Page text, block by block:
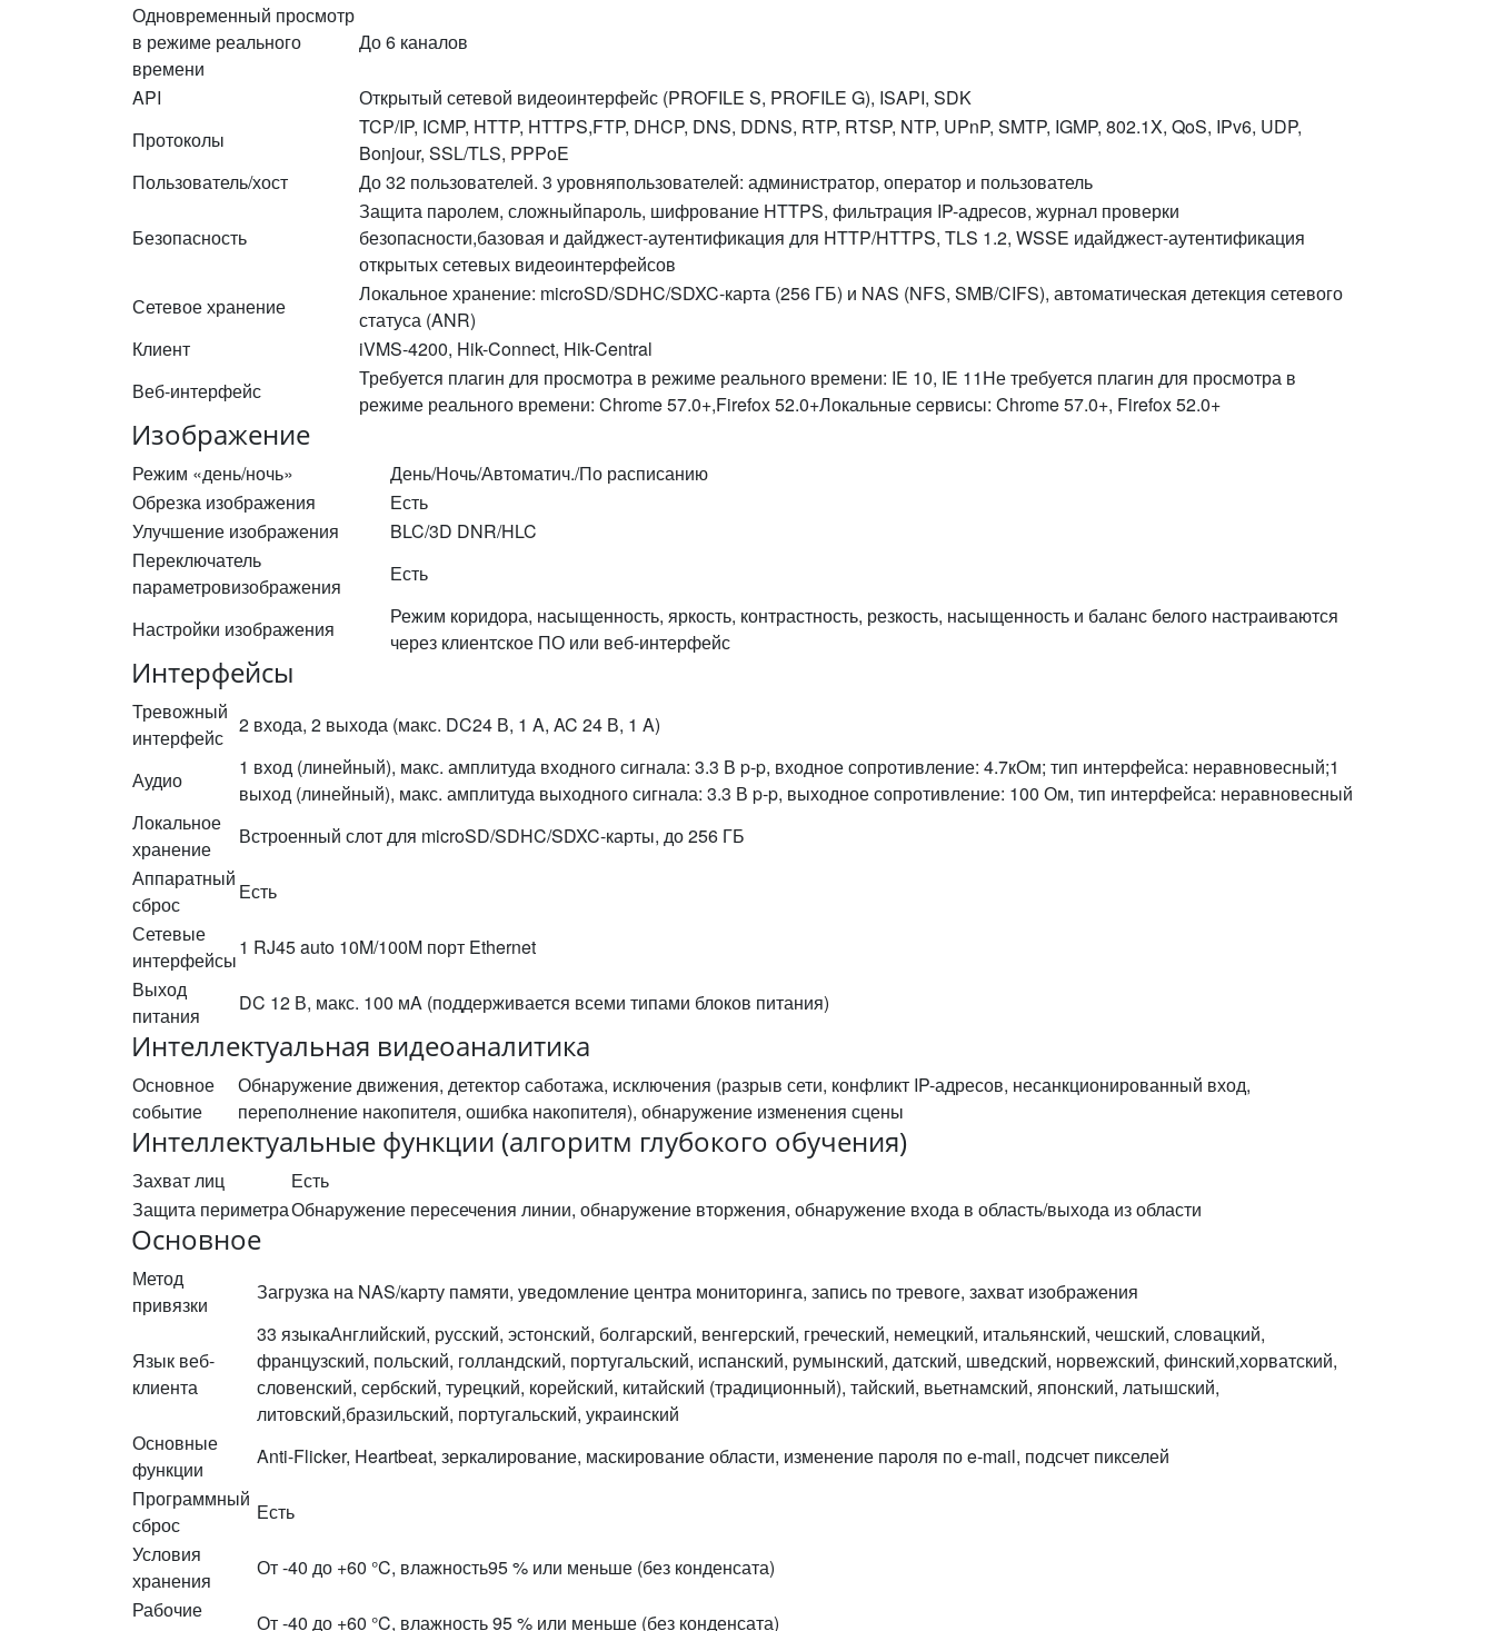
Одновременный просмотр
в режиме реального
времени
До 6 каналов
API
Открытый сетевой видеоинтерфейс (PROFILE S, PROFILE G), ISAPI, SDK
Протоколы
TCP/IP, ICMP, HTTP, HTTPS,FTP, DHCP, DNS, DDNS, RTP, RTSP, NTP, UPnP, SMTP, IGMP, 802.1X, QoS, IPv6, UDP,
Bonjour, SSL/TLS, PPPoE
Пользователь/хост
До 32 пользователей. 3 уровняпользователей: администратор, оператор и пользователь
Безопасность
Защита паролем, сложныйпароль, шифрование HTTPS, фильтрация IP-адресов, журнал проверки
безопасности,базовая и дайджест-аутентификация для HTTP/HTTPS, TLS 1.2, WSSE идайджест-аутентификация
открытых сетевых видеоинтерфейсов
Сетевое хранение
Локальное хранение: microSD/SDHC/SDXC-карта (256 ГБ) и NAS (NFS, SMB/CIFS), автоматическая детекция сетевого
статуса (ANR)
Клиент
iVMS-4200, Hik-Connect, Hik-Central
Веб-интерфейс
Требуется плагин для просмотра в режиме реального времени: IE 10, IE 11Не требуется плагин для просмотра в
режиме реального времени: Chrome 57.0+,Firefox 52.0+Локальные сервисы: Chrome 57.0+, Firefox 52.0+
Изображение
Режим «день/ночь»
День/Ночь/Автоматич./По расписанию
Обрезка изображения
Есть
Улучшение изображения
BLC/3D DNR/HLC
Переключатель
параметровизображения
Есть
Настройки изображения
Режим коридора, насыщенность, яркость, контрастность, резкость, насыщенность и баланс белого настраиваются
через клиентское ПО или веб-интерфейс
Интерфейсы
Тревожный
интерфейс
2 входа, 2 выхода (макс. DC24 В, 1 A, AC 24 В, 1 A)
Аудио
1 вход (линейный), макс. амплитуда входного сигнала: 3.3 В p-p, входное сопротивление: 4.7кОм; тип интерфейса: неравновесный;1
выход (линейный), макс. амплитуда выходного сигнала: 3.3 В p-p, выходное сопротивление: 100 Ом, тип интерфейса: неравновесный
Локальное
хранение
Встроенный слот для microSD/SDHC/SDXC-карты, до 256 ГБ
Аппаратный
сброс
Есть
Сетевые
интерфейсы
1 RJ45 auto 10M/100M порт Ethernet
Выход
питания
DC 12 В, макс. 100 мA (поддерживается всеми типами блоков питания)
Интеллектуальная видеоаналитика
Основное
событие
Обнаружение движения, детектор саботажа, исключения (разрыв сети, конфликт IP-адресов, несанкционированный вход,
переполнение накопителя, ошибка накопителя), обнаружение изменения сцены
Интеллектуальные функции (алгоритм глубокого обучения)
Захват лиц
Есть
Защита периметраОбнаружение пересечения линии, обнаружение вторжения, обнаружение входа в область/выхода из области
Основное
Метод
привязки
Загрузка на NAS/карту памяти, уведомление центра мониторинга, запись по тревоге, захват изображения
Язык веб-
клиента
33 языкаАнглийский, русский, эстонский, болгарский, венгерский, греческий, немецкий, итальянский, чешский, словацкий,
французский, польский, голландский, португальский, испанский, румынский, датский, шведский, норвежский, финский,хорватский,
словенский, сербский, турецкий, корейский, китайский (традиционный), тайский, вьетнамский, японский, латышский,
литовский,бразильский, португальский, украинский
Основные
функции
Anti-Flicker, Heartbeat, зеркалирование, маскирование области, изменение пароля по e-mail, подсчет пикселей
Программный
сброс
Есть
Условия
хранения
От -40 до +60 °C, влажность95 % или меньше (без конденсата)
Рабочие
От -40 до +60 °C, влажность 95 % или меньше (без конденсата)